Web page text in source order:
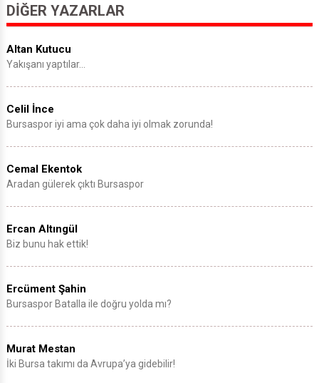
DIĞER YAZARLAR
Altan Kutucu
Yakışanı yaptılar…
Celil İnce
Bursaspor iyi ama çok daha iyi olmak zorunda!
Cemal Ekentok
Aradan gülerek çıktı Bursaspor
Ercan Altıngül
Biz bunu hak ettik!
Ercüment Şahin
Bursaspor Batalla ile doğru yolda mı?
Murat Mestan
İki Bursa takımı da Avrupa’ya gidebilir!